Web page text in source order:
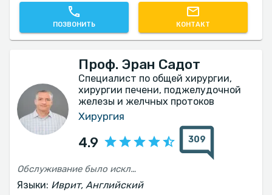
ПОЗВОНИТЬ КОНТАКТ
Проф. Эран Садот
Специалист по общей хирургии,
хирургии печени, поджелудочной
железы и желчных протоков
Хирургия
4.9 309
Обслуживание было исключительно хорошим, меня приняли быстро, отношение было замечательным — и быстрым, и очень профессиональным. Я чувствовал себя в безопасности и в самых лучших руках. Операция прошла успешно, и я очень горд и рад, что есть такие профессиональные и в то же время такие человечные врачи, как профессор Эран Шадот.
Языки: Иврит, Английский